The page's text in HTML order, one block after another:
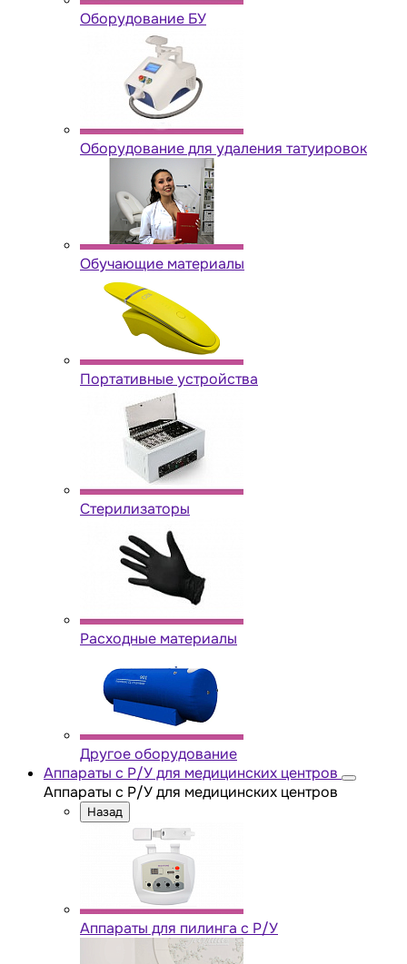
Оборудование БУ
Оборудование для удаления татуировок
Обучающие материалы
Портативные устройства
Стерилизаторы
Расходные материалы
Другое оборудование
Аппараты с Р/У для медицинских центров
Аппараты с Р/У для медицинских центров
Назад
Аппараты для пилинга с Р/У